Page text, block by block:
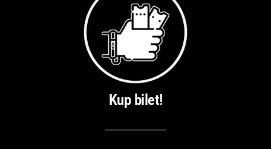
Kup bilet!